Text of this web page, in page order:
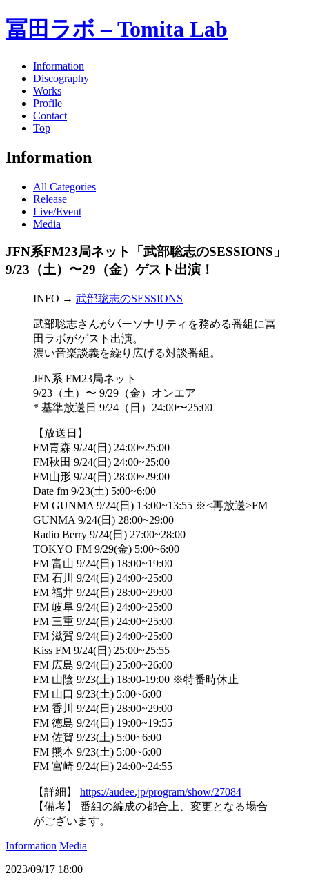
冨田ラボ – Tomita Lab
Information
Discography
Works
Profile
Contact
Top
Information
All Categories
Release
Live/Event
Media
JFN系FM23局ネット「武部聡志のSESSIONS」
9/23（土）〜29（金）ゲスト出演！
INFO → 武部聡志のSESSIONS
武部聡志さんがパーソナリティを務める番組に冨
田ラボがゲスト出演。
濃い音楽談義を繰り広げる対談番組。
JFN系 FM23局ネット
9/23（土）〜 9/29（金）オンエア
* 基準放送日 9/24（日）24:00〜25:00
【放送日】
FM青森 9/24(日) 24:00~25:00
FM秋田 9/24(日) 24:00~25:00
FM山形 9/24(日) 28:00~29:00
Date fm 9/23(土) 5:00~6:00
FM GUNMA 9/24(日) 13:00~13:55 ※<再放送>FM
GUNMA 9/24(日) 28:00~29:00
Radio Berry 9/24(日) 27:00~28:00
TOKYO FM 9/29(金) 5:00~6:00
FM 富山 9/24(日) 18:00~19:00
FM 石川 9/24(日) 24:00~25:00
FM 福井 9/24(日) 28:00~29:00
FM 岐阜 9/24(日) 24:00~25:00
FM 三重 9/24(日) 24:00~25:00
FM 滋賀 9/24(日) 24:00~25:00
Kiss FM 9/24(日) 25:00~25:55
FM 広島 9/24(日) 25:00~26:00
FM 山陰 9/23(土) 18:00-19:00 ※特番時休止
FM 山口 9/23(土) 5:00~6:00
FM 香川 9/24(日) 28:00~29:00
FM 徳島 9/24(日) 19:00~19:55
FM 佐賀 9/23(土) 5:00~6:00
FM 熊本 9/23(土) 5:00~6:00
FM 宮崎 9/24(日) 24:00~24:55
【詳細】 https://audee.jp/program/show/27084
【備考】 番組の編成の都合上、変更となる場合
がございます。
Information Media
2023/09/17 18:00